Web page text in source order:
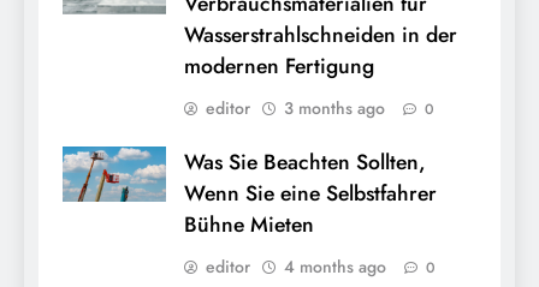
Wasserstrahlschneiden in der
modernen Fertigung
editor 3 months ago 0
Was Sie Beachten Sollten,
Wenn Sie eine Selbstfahrer
Bühne Mieten
editor 4 months ago 0